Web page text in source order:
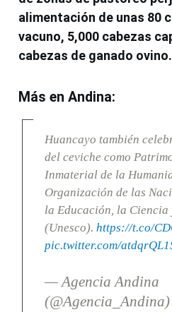
alimentación de unas 80
vacuno, 5,000 cabezas
cabezas de ganado ovino.
Más en Andina:
Huancayo también
del ceviche como
Inmaterial de la
Organización de las
la Educación, la
(Unesco). https://t.co/
pic.twitter.com/
— Agencia Andina